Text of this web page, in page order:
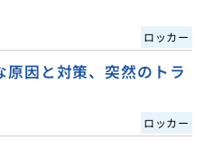
ロッカー
因と対策、突然のトラ
ロッカー